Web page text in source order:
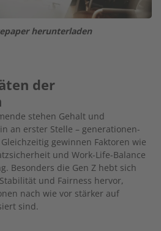
herunterladen
der
stehen Gehalt und
an erster Stelle – generationen-
gewinnen Faktoren wie
und Work-Life-Balance
Besonders die Gen Z hebt sich
und Fairness hervor,
nach wie vor stärker auf
sind.